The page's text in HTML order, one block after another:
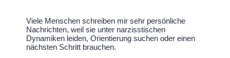
Viele Menschen schreiben mir sehr persönliche
Nachrichten, weil sie unter narzisstischen
Dynamiken leiden, Orientierung suchen oder einen
nächsten Schritt brauchen.